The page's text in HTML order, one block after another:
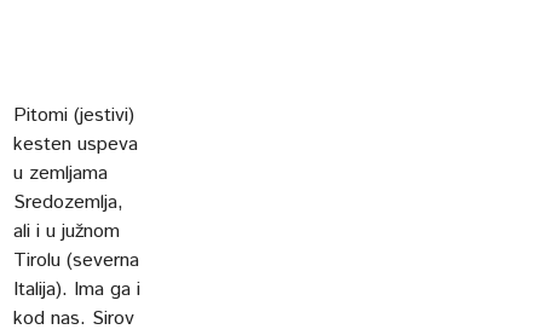
Pitomi (jestivi)
kesten uspeva
u zemljama
Sredozemlja,
ali i u južnom
Tirolu (severna
Italija). Ima ga i
kod nas. Sirov